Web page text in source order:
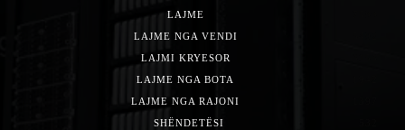
LAJME
LAJME NGA VENDI
LAJMI KRYESOR
LAJME NGA BOTA
LAJME NGA RAJONI
SHËNDETËSI